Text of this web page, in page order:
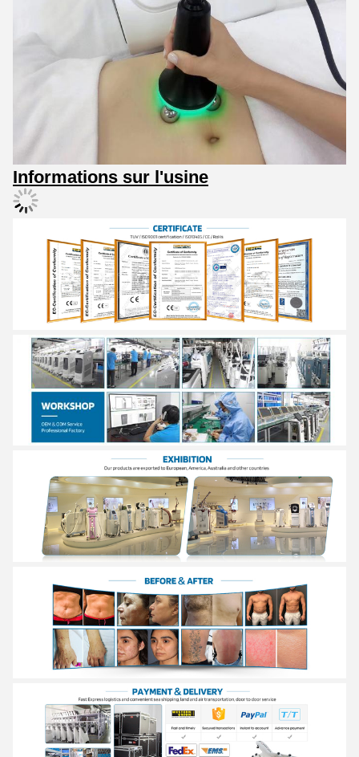
Informations sur l'usine